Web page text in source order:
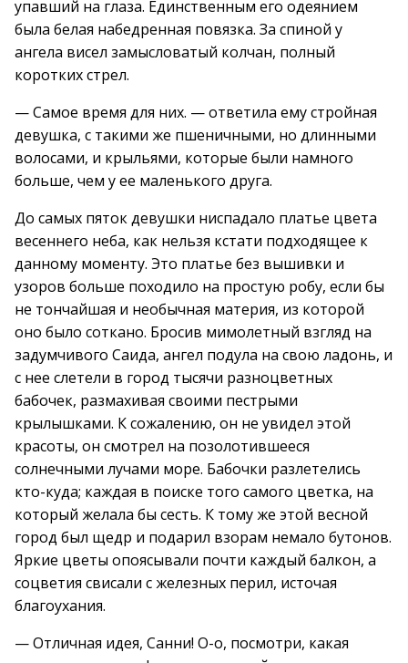
упавший на глаза. Единственным его одеянием
была белая набедренная повязка. За спиной у
ангела висел замысловатый колчан, полный
коротких стрел.
— Самое время для них. — ответила ему стройная
девушка, с такими же пшеничными, но длинными
волосами, и крыльями, которые были намного
больше, чем у ее маленького друга.
До самых пяток девушки ниспадало платье цвета
весеннего неба, как нельзя кстати подходящее к
данному моменту. Это платье без вышивки и
узоров больше походило на простую робу, если бы
не тончайшая и необычная материя, из которой
оно было соткано. Бросив мимолетный взгляд на
задумчивого Саида, ангел подула на свою ладонь, и
с нее слетели в город тысячи разноцветных
бабочек, размахивая своими пестрыми
крылышками. К сожалению, он не увидел этой
красоты, он смотрел на позолотившееся
солнечными лучами море. Бабочки разлетелись
кто-куда; каждая в поиске того самого цветка, на
который желала бы сесть. К тому же этой весной
город был щедр и подарил взорам немало бутонов.
Яркие цветы опоясывали почти каждый балкон, а
соцветия свисали с железных перил, источая
благоухания.
— Отличная идея, Санни! О-о, посмотри, какая